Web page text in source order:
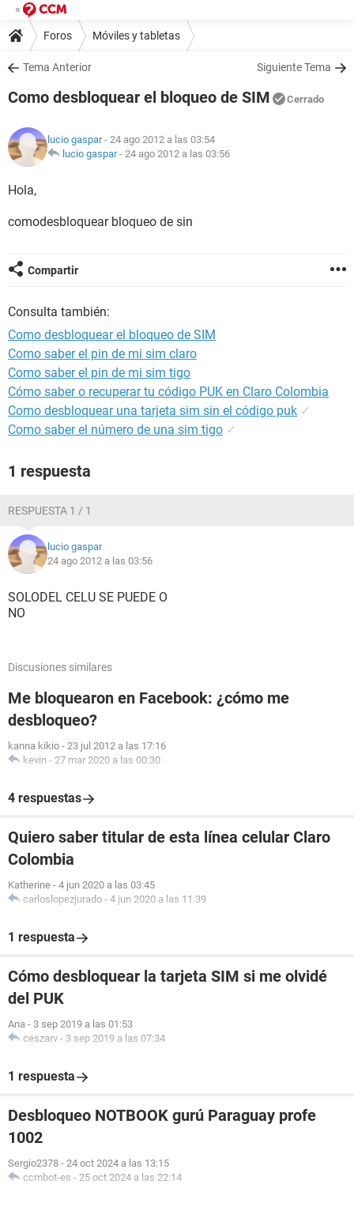
Foros Móviles y tabletas
Tema Anterior Siguiente Tema
Como desbloquear el bloqueo de SIM Cerrado
lucio gaspar- 24 ago 2012 a las 03:54
lucio gaspar- 24 ago 2012 a las 03:56
Hola,
comodesbloquear bloqueo de sin
Compartir
Consulta también:
Como desbloquear el bloqueo de SIM
Como saber el pin de mi sim claro
Como saber el pin de mi sim tigo
Cómo saber o recuperar tu código PUK en Claro Colombia
Como desbloquear una tarjeta sim sin el código puk ✓
Como saber el número de una sim tigo ✓
1 respuesta
RESPUESTA 1 / 1
lucio gaspar
24 ago 2012 a las 03:56
SOLODEL CELU SE PUEDE O
NO
Discusiones similares
Me bloquearon en Facebook: ¿cómo me
desbloqueo?
kanna kikio - 23 jul 2012 a las 17:16
kevin - 27 mar 2020 a las 00:30
4 respuestas
Quiero saber titular de esta línea celular Claro
Colombia
Katherine - 4 jun 2020 a las 03:45
carloslopezjurado - 4 jun 2020 a las 11:39
1 respuesta
Cómo desbloquear la tarjeta SIM si me olvidé
del PUK
Ana - 3 sep 2019 a las 01:53
ceszarv - 3 sep 2019 a las 07:34
1 respuesta
Desbloqueo NOTBOOK gurú Paraguay profe
1002
Sergio2378 - 24 oct 2024 a las 13:15
ccmbot-es - 25 oct 2024 a las 22:14